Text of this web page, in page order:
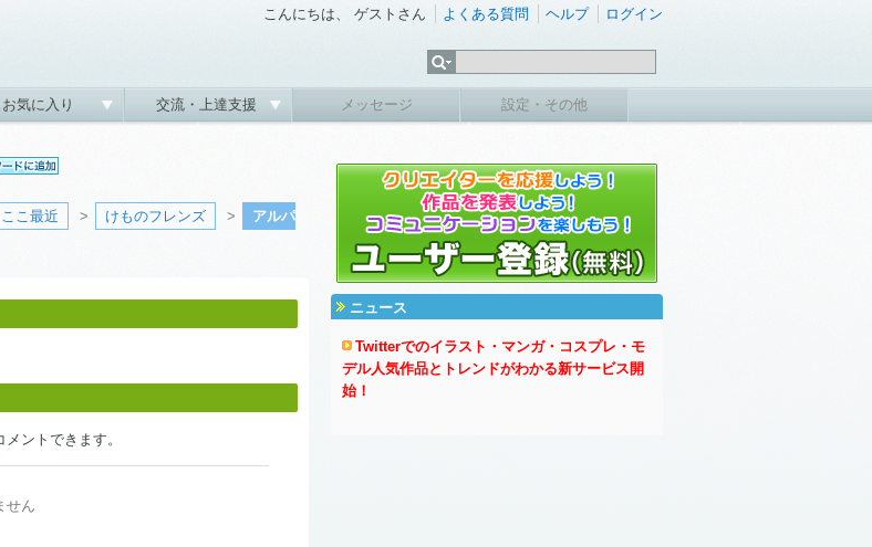
こんにちは、 ゲストさん よくある質問 ヘルプ ログイン
お気に入り 交流・上達支援 メッセージ 設定・その他
ここ最近 > けものフレンズ >
アルパ
ントできます。
せん
ニュース
Twitterでのイラスト・マンガ・コスプレ・モ
デル人気作品とトレンドがわかる新サービス開
始！